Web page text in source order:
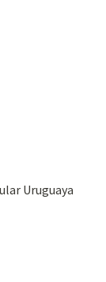
Uruguaya